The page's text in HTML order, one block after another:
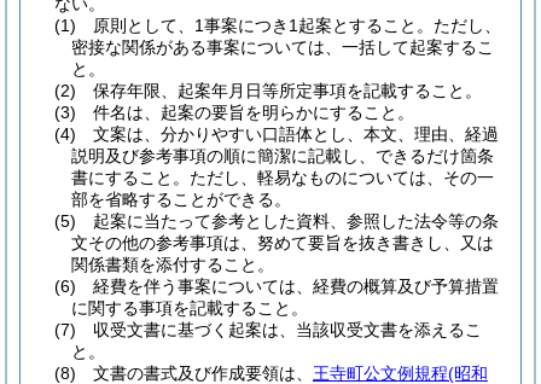
(1)
原則として、1事案につき1起案とすること。 ただし、
密接な関係がある事案については、一括して起案するこ
と。
(2)
保存年限、起案年月日等所定事項を記載すること。
(3)
件名は、起案の要旨を明らかにすること。
(4)
文案は、分かりやすい口語体とし、本文、理由、経過
説明及び参考事項の順に簡潔に記載し、できるだけ箇条
書にすること。 ただし、軽易なものについては、その一
部を省略することができる。
(5)
起案に当たって参考とした資料、参照した法令等の条
文その他の参考事項は、努めて要旨を抜き書きし、又は
関係書類を添付すること。
(6)
経費を伴う事案については、経費の概算及び予算措置
に関する事項を記載すること。
(7)
収受文書に基づく起案は、当該収受文書を添えるこ
と。
(8)
文書の書式及び作成要領は、 王寺町公文例規程(昭和